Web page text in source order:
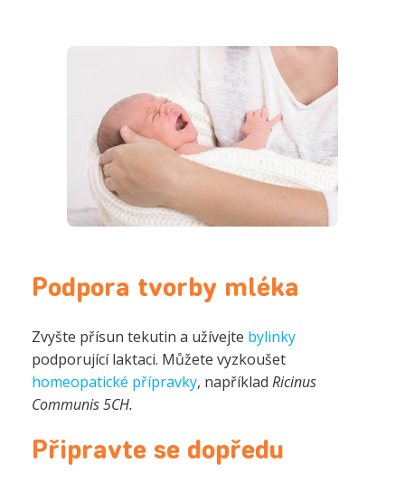
Podpora tvorby mléka
Zvyšte přísun tekutin a užívejte bylinky
podporující laktaci. Můžete vyzkoušet
homeopatické přípravky, například Ricinus
Communis 5CH.
Připravte se dopředu